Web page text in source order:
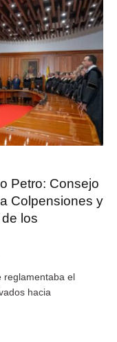
Petro: Consejo
Colpensiones y
los
reglamentaba el
hacia